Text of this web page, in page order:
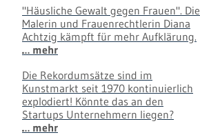
"Häusliche Gewalt gegen Frauen". Die
Malerin und Frauenrechtlerin Diana
Achtzig kämpft für mehr Aufklärung.
… mehr
Die Rekordumsätze sind im
Kunstmarkt seit 1970 kontinuierlich
explodiert! Könnte das an den
Startups Unternehmern liegen?
… mehr